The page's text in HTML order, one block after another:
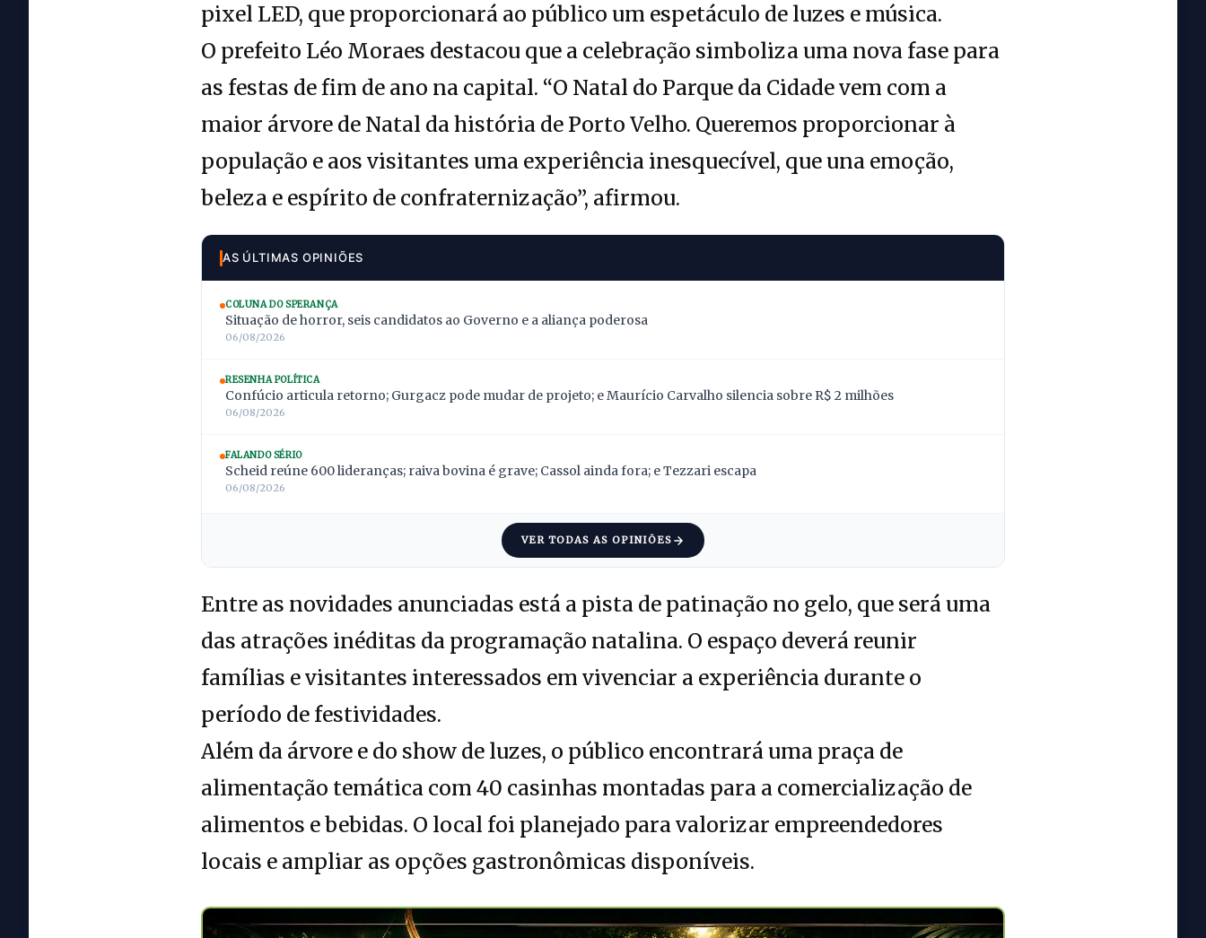
pixel LED, que proporcionará ao público um espetáculo de luzes e música.
O prefeito Léo Moraes destacou que a celebração simboliza uma nova fase para
as festas de fim de ano na capital. “O Natal do Parque da Cidade vem com a
maior árvore de Natal da história de Porto Velho. Queremos proporcionar à
população e aos visitantes uma experiência inesquecível, que una emoção,
beleza e espírito de confraternização”, afirmou.
AS ÚLTIMAS OPINIÕES
COLUNA DO SPERANÇA
Situação de horror, seis candidatos ao Governo e a aliança poderosa
06/08/2026
RESENHA POLÍTICA
Confúcio articula retorno; Gurgacz pode mudar de projeto; e Maurício Carvalho silencia sobre R$ 2 milhões
06/08/2026
FALANDO SÉRIO
Scheid reúne 600 lideranças; raiva bovina é grave; Cassol ainda fora; e Tezzari escapa
06/08/2026
VER TODAS AS OPINIÕES
Entre as novidades anunciadas está a pista de patinação no gelo, que será uma
das atrações inéditas da programação natalina. O espaço deverá reunir
famílias e visitantes interessados em vivenciar a experiência durante o
período de festividades.
Além da árvore e do show de luzes, o público encontrará uma praça de
alimentação temática com 40 casinhas montadas para a comercialização de
alimentos e bebidas. O local foi planejado para valorizar empreendedores
locais e ampliar as opções gastronômicas disponíveis.